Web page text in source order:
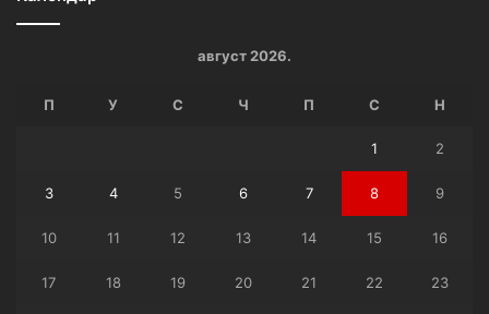
август 2026.
П У С Ч П С Н
1 2
3 4 5 6 7 8 9
10 11 12 13 14 15 16
17 18 19 20 21 22 23